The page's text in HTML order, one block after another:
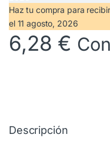
Haz tu compra para
el 11 agosto, 2026
6,28 €
Descripción